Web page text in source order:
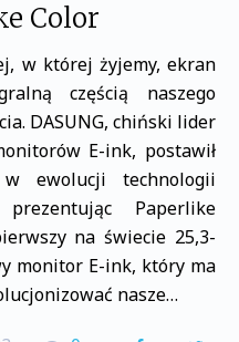
Color
w której żyjemy, ekran
częścią naszego
DASUNG, chiński lider
E-ink, postawił
ewolucji technologii
Paperlike
na świecie 25,3-
monitor E-ink, który ma
nasze…